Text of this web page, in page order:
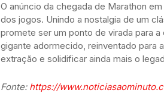
O anúncio da chegada de Marathon
dos jogos. Unindo a nostalgia de um
promete ser um ponto de virada para
gigante adormecido, reinventado para
extração e solidificar ainda mais o
Fonte: https://